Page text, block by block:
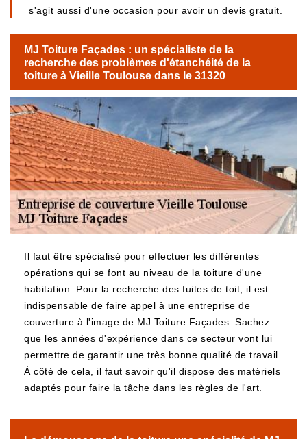
s'agit aussi d'une occasion pour avoir un devis gratuit.
MJ Toiture Façades : un spécialiste de la
recherche des problèmes d'étanchéité de la
toiture à Vieille Toulouse dans le 31320
Il faut être spécialisé pour effectuer les différentes
opérations qui se font au niveau de la toiture d'une
habitation. Pour la recherche des fuites de toit, il est
indispensable de faire appel à une entreprise de
couverture à l'image de MJ Toiture Façades. Sachez
que les années d'expérience dans ce secteur vont lui
permettre de garantir une très bonne qualité de travail.
À côté de cela, il faut savoir qu'il dispose des matériels
adaptés pour faire la tâche dans les règles de l'art.